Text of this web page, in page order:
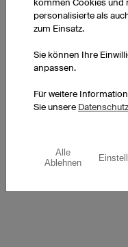
Poloshirt Classic
Taillierte Passform
exkl. Druckkosten
10 Stück: CHF
50 Stück: CHF
kommen Cookies und
personalisierte als
zum Einsatz.
Sie können Ihre
anpassen.
Für weitere
Sie unsere
Alle
Ablehnen